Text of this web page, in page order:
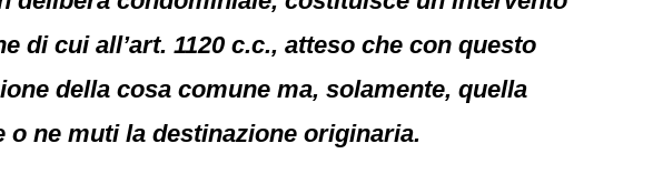
di cui all’art. 1120 c.c., atteso che con questo
della cosa comune ma, solamente, quella
o ne muti la destinazione originaria.